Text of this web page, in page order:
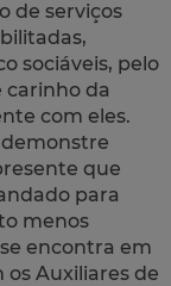
de serviços
sociáveis, pelo
carinho da
com eles.
que
para
menos
encontra em
os Auxiliares de